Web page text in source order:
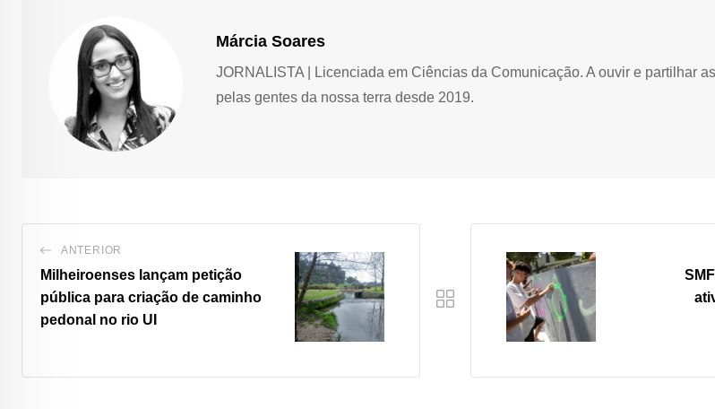
Márcia Soares
JORNALISTA | Licenciada em Ciências da Comunicação. A ouvir e partilhar
pelas gentes da nossa terra desde 2019.
ANTERIOR
Milheiroenses lançam petição
pública para criação de caminho
pedonal no rio UI